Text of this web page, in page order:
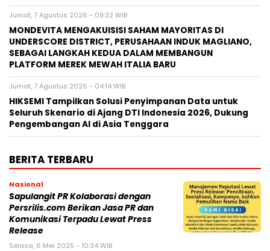
Jumat, 7 Agustus 2026 - 09:32 WIB
MONDEVITA MENGAKUISISI SAHAM MAYORITAS DI
UNDERSCORE DISTRICT, PERUSAHAAN INDUK MAGLIANO,
SEBAGAI LANGKAH KEDUA DALAM MEMBANGUN
PLATFORM MEREK MEWAH ITALIA BARU
Jumat, 7 Agustus 2026 - 04:14 WIB
HIKSEMI Tampilkan Solusi Penyimpanan Data untuk
Seluruh Skenario di Ajang DTI Indonesia 2026, Dukung
Pengembangan AI di Asia Tenggara
BERITA TERBARU
Nasional
Sapulangit PR Kolaborasi dengan
Persrilis.com Berikan Jasa PR dan
Komunikasi Terpadu Lewat Press
Release
Selasa, 6 Mei 2025 - 10:34 WIB